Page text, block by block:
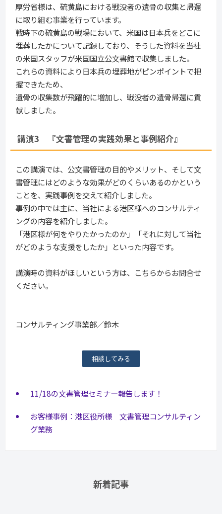
厚労省様は、硫黄島における戦没者の遺骨の収集と帰還
に取り組む事業を行っています。
戦時下の硫黄島の戦場において、米国は日本兵をどこに
埋葬したかについて記録しており、そうした資料を当社
の米国スタッフが米国国立公文書館で収集しました。
これらの資料により日本兵の埋葬地がピンポイントで把
握できたため、
遺骨の収集数が飛躍的に増加し、戦没者の遺骨帰還に貢
献しました。
講演3　『文書管理の実践効果と事例紹介』
この講演では、公文書管理の目的やメリット、そして文
書管理にはどのような効果がどのくらいあるのかという
ことを、実践事例を交えて紹介しました。
事例の中では主に、当社による港区様へのコンサルティ
ングの内容を紹介しました。
「港区様が何をやりたかったのか」「それに対して当社
がどのような支援をしたか」といった内容です。
講演時の資料がほしいという方は、こちらからお問合せ
ください。
コンサルティング事業部／鈴木
相談してみる
11/18の文書管理セミナー報告します！
お客様事例：港区役所様 文書管理コンサルティン
グ業務
新着記事